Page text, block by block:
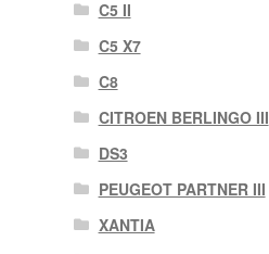
C5 II
C5 X7
C8
CITROEN BERLINGO III
DS3
PEUGEOT PARTNER III
XANTIA